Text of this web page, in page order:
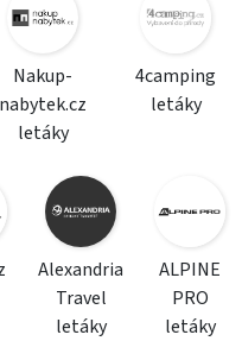
Nakup-
nabytek.cz
letáky
4camping
letáky
Alexandria
Travel
letáky
ALPINE
PRO
letáky